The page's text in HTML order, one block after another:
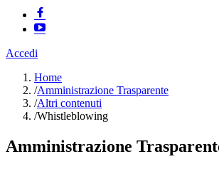
Accedi
Home
/Amministrazione Trasparente
/Altri contenuti
/Whistleblowing
Amministrazione